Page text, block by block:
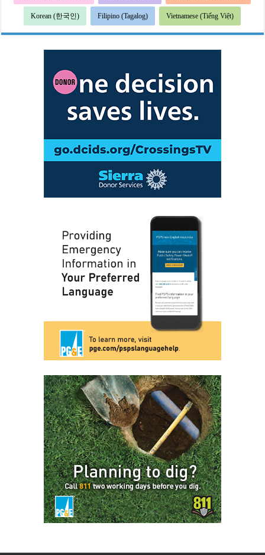
Korean (한국인) Filipino (Tagalog) Vietnamese (Tiếng Việt)